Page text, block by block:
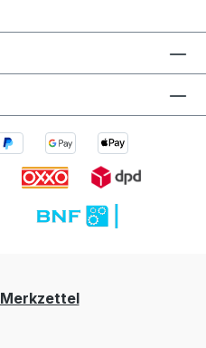
Merkzettel